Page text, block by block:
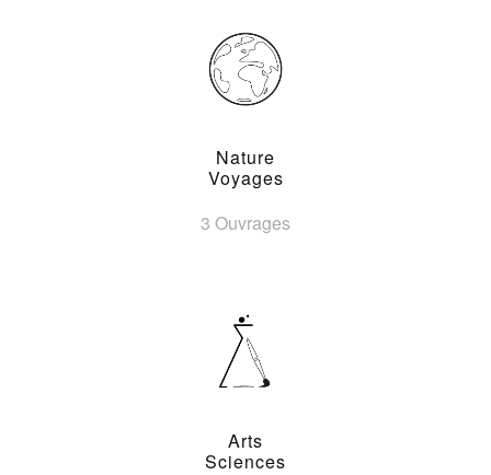
Nature
Voyages
3 Ouvrages
Arts
Sciences